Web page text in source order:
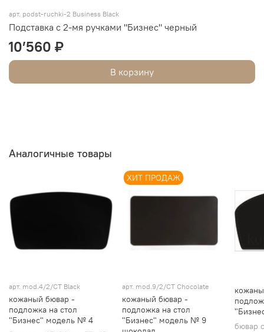
арт. podst-ruchki-2 Business Black
Подставка с 2-мя ручками "Бизнес" черный
10’560 ₽
В корзину
Аналогичные товары
арт. mod.4/2/СТ Black
кожаный бювар -
подложка на стол
"Бизнес" модель № 4
ХИТ ПРОДАЖ
арт. mod.9/2/СТ Chocolate
кожаный бювар -
подложка на стол
"Бизнес" модель № 9
бювар